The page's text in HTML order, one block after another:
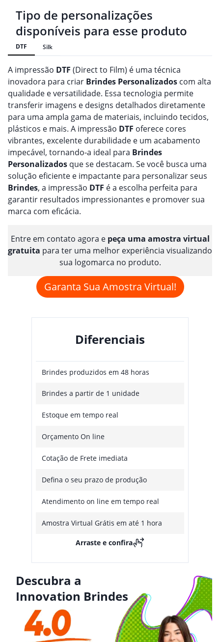
Tipo de personalizações
disponíveis para esse produto
DTF Silk
A impressão DTF (Direct to Film) é uma técnica
inovadora para criar Brindes Personalizados com alta
qualidade e versatilidade. Essa tecnologia permite
transferir imagens e designs detalhados diretamente
para uma ampla gama de materiais, incluindo tecidos,
plásticos e mais. A impressão DTF oferece cores
vibrantes, excelente durabilidade e um acabamento
impecável, tornando-a ideal para Brindes
Personalizados que se destacam. Se você busca uma
solução eficiente e impactante para personalizar seus
Brindes, a impressão DTF é a escolha perfeita para
garantir resultados impressionantes e promover sua
marca com eficácia.
Entre em contato agora e peça uma amostra virtual
gratuita para ter uma melhor experiência visualizando
sua logomarca no produto.
Garanta Sua Amostra Virtual!
Diferenciais
Brindes produzidos em 48 horas
Brindes a partir de 1 unidade
Estoque em tempo real
Orçamento On line
Cotação de Frete imediata
Defina o seu prazo de produção
Atendimento on line em tempo real
Amostra Virtual Grátis em até 1 hora
Arraste e confira
Descubra a
Innovation Brindes